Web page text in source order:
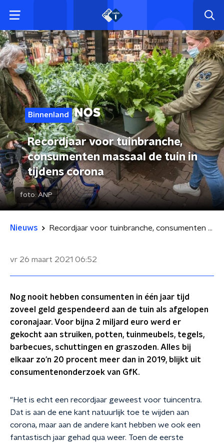
Binnenland
Recordjaar voor tuinbranche,
consumenten massaal de tuin in
tijdens corona
foto:ANP
Nieuws Recordjaar voor tuinbranche, consumenten massaal de tuin in tijdens corona
vr 26 maart 2021 06:52
Nog nooit hebben consumenten in één jaar tijd
zoveel geld gespendeerd aan de tuin als afgelopen
coronajaar. Voor bijna 2 miljard euro werd er
gekocht aan struiken, potten, tuinmeubels, tegels,
barbecues, schuttingen en graszoden. Alles bij
elkaar zo'n 20 procent meer dan in 2019, blijkt uit
consumentenonderzoek van GfK.
"Het is echt een recordjaar geweest voor tuincentra.
Dat is aan de ene kant natuurlijk toe te wijden aan
corona, maar aan de andere kant hebben we ook een
fantastisch jaar gehad qua weer. Toen de eerste